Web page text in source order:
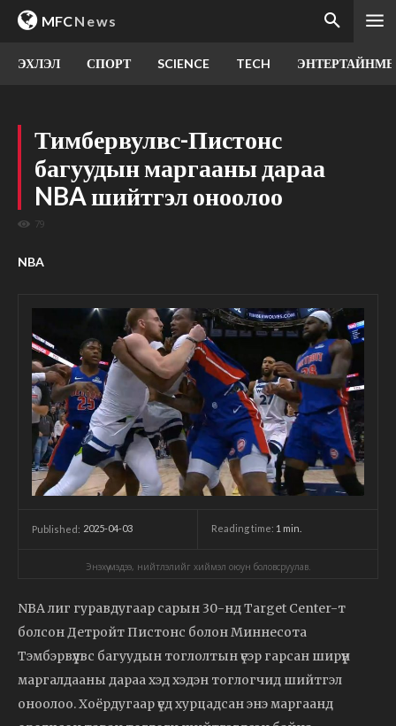
MFCNews
ЭХЛЭЛ СПОРТ SCIENCE TECH
Тимбервулвс-Пистонс
багуудын маргааны дараа
NBA шийтгэл оноолоо
79
NBA
Published: 2025-04-03 Reading time: 1 min.
Энэхүү мэдээ, нийтлэлийг хиймэл оюун боловсруулав.
NBA лиг гуравдугаар сарын 30-нд Target Center-т
болсон Детройт Пистонс болон Миннесота
Тэмбэрвүүлвс багуудын тоглолтын үеэр гарсан ширүүн
маргалдааны дараа хэд хэдэн тоглогчид шийтгэл
оноолоо. Хоёрдугаар үед хурцадсан энэ маргаанд